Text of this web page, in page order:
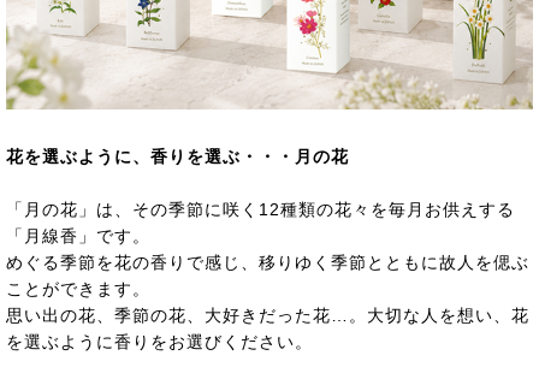
花を選ぶように、香りを選ぶ・・・月の花
「月の花」は、その季節に咲く12種類の花々を毎月お供えする
「月線香」です。
めぐる季節を花の香りで感じ、移りゆく季節とともに故人を偲ぶ
ことができます。
思い出の花、季節の花、大好きだった花…。大切な人を想い、花
を選ぶように香りをお選びください。